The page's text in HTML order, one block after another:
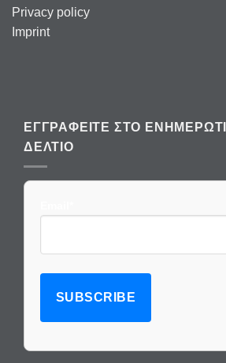
Privacy policy
Imprint
ΕΓΓΡΑΦΕΊΤΕ ΣΤΟ
ΔΕΛΤΊΟ